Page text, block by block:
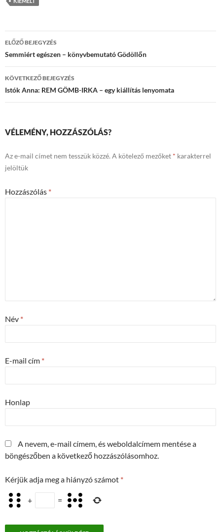
Bejegyzések
navigációja
ELŐZŐ BEJEGYZÉS
Semmiért egészen – könyvbemutató Gödöllőn
KÖVETKEZŐ BEJEGYZÉS
Istók Anna: REM GÖMB-IRKA – egy kiállítás lenyomata
VÉLEMÉNY, HOZZÁSZÓLÁS?
Az e-mail címet nem tesszük közzé. A kötelező mezőket * karakterrel
jelöltük
Hozzászólás *
Név *
E-mail cím *
Honlap
A nevem, e-mail címem, és weboldalcímem mentése a
böngészőben a következő hozzászólásomhoz.
Kérjük adja meg a hiányzó számot *
+ =